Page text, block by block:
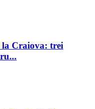
la Craiova: trei